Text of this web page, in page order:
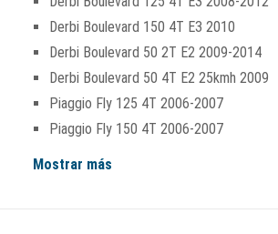
Derbi Boulevard 150 4T E3 2010
Derbi Boulevard 50 2T E2 2009-2014
Derbi Boulevard 50 4T E2 25kmh 2009
Piaggio Fly 125 4T 2006-2007
Piaggio Fly 150 4T 2006-2007
Mostrar más